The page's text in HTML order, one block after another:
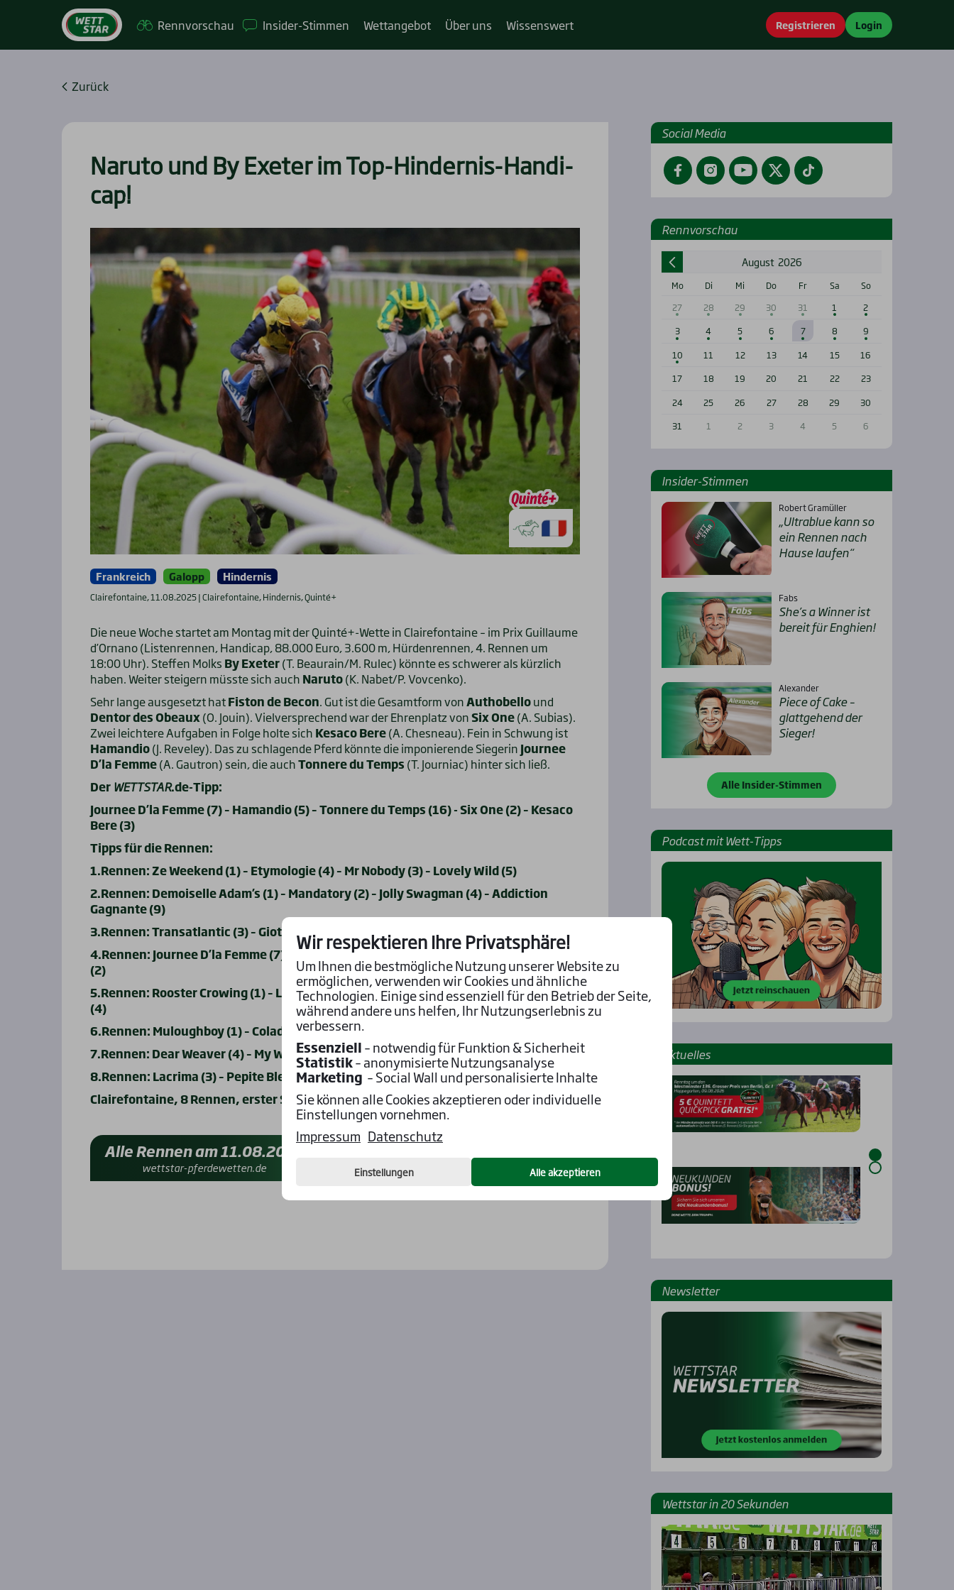
Renn­vor­schau Insi­­der-Stim­­men Wett­an­ge­bot Über uns Wis­sens­wert Registrieren Login
Zurück
Naruto und By Exe­ter im Top-Hin­der­nis-Han­di­
cap!
Frankreich Galopp Hindernis
Clairefontaine, 11.08.2025 | Clairefontaine, Hindernis, Quinté+
Die neue Woche startet am Montag mit der Quinté+-Wette in Clairefontaine – im Prix Guillaume
d’Ornano (Listenrennen, Handicap, 88.000 Euro, 3.600 m, Hürdenrennen, 4. Rennen um
18:00 Uhr). Steffen Molks By Exeter(T. Beaurain/M. Rulec) könnte es schwerer als kürzlich
haben. Weiter steigern müsste sich auch Naruto(K. Nabet/P. Vovcenko).
Sehr lange ausgesetzt hatFiston de Becon. Gut ist die Gesamtform vonAuthobellound
Dentor des Obeaux(O. Jouin). Vielversprechend war der Ehrenplatz vonSix One(A. Subias).
Zwei leichtere Aufgaben in Folge holte sich Kesaco Bere(A. Chesneau). Fein in Schwung ist
Hamandio(J. Reveley). Das zu schlagende Pferd könnte die imponierende Siegerin Journee
D’la Femme(A. Gautron) sein, die auchTonnere du Temps (T. Journiac) hinter sich ließ.
Der WETTSTAR.de-Tipp:
Journee D’la Femme(7) – Hamandio (5) – Tonnere du Temps (16) - Six One (2) – Kesaco
Bere (3)
Tipps für die Rennen:
1.Rennen: Ze Weekend (1) – Etymologie (4) – Mr Nobody (3) – Lovely Wild (5)
2.Rennen: Demoiselle Adam’s (1) – Mandatory (2) – Jolly Swagman (4) – Addiction
Gagnante (9)
3.Rennen: Transatlantic (3) – Giotto des Plachis (4) – Walkyria (6) – Guetta (10)
4.Rennen: Journee D’la Femme(7) – Hamandio (5) – Tonnere du Temps (16) - Six One
(2)
5.Rennen: Rooster Crowing (1) – Le Petit Cheval (2) – Lizzy du Quartier (6) – Griottine
(4)
6.Rennen: Muloughboy (1) – Coladamass (6) – Teletrope (7) – Master Falcon (2)
7.Rennen: Dear Weaver (4) – My Way (2) - Kingman d’Amsyl (8) – Parisimix (6)
8.Rennen: Lacrima (3) – Pepite Bleue (1) – Astorius (2) – So Far So Good (4)
Clairefontaine, 8 Rennen, erster Start um 16:05 Uhr!
Alle Rennen am 11.08.2025
wettstar-pferdewetten.de
Social Media
FacebookInstagramYouTubeTwitterTikTok
Renn­vor­schau
August 2026
Mo Di Mi Do Fr Sa
So
27
28 29 30 31 1
2
3
4 5 6 7 8
9
10
11 12 13 14 15
16
17
18 19 20 21 22
23
24
25 26 27 28 29
30
31
1 2 3 4 5 6
Insi­der-Stim­men
Robert Gramüller
„Ultra­b­lue kann so
ein Ren­nen nach
Hau­se lau­fen“
Fabs
She’s a Win­ner ist
bereit für Eng­hien!
Alexander
Pie­ce of Cake –
glatt­ge­hend der
Sie­ger!
Alle Insider-Stimmen
Pod­cast mit Wett-Tipps
Aktu­el­les
Rennbahnen
News­let­ter
Wett­star in 20 Sekun­den
Wir respektieren Ihre Privatsphäre!
Um Ihnen die bestmögliche Nutzung unserer Website zu
ermöglichen, verwenden wir Cookies und ähnliche
Technologien. Einige sind essenziell für den Betrieb der Seite,
während andere uns helfen, Ihr Nutzungserlebnis zu
verbessern.
Essenziell– notwendig für Funktion & Sicherheit
Statistik– anonymisierte Nutzungsanalyse
Marketing – Social Wall und personalisierte Inhalte
Sie können alle Cookies akzeptieren oder individuelle
Einstellungen vornehmen.
Impressum Datenschutz
Einstellungen Alle akzeptieren